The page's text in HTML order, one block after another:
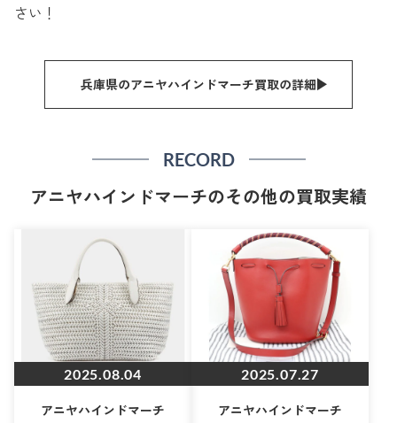
さい！
兵庫県のアニヤハインドマーチ買取の詳細
RECORD
アニヤハインドマーチのその他の買取実績
2025.08.04
アニヤハインドマーチ
2025.07.27
アニヤハインドマーチ